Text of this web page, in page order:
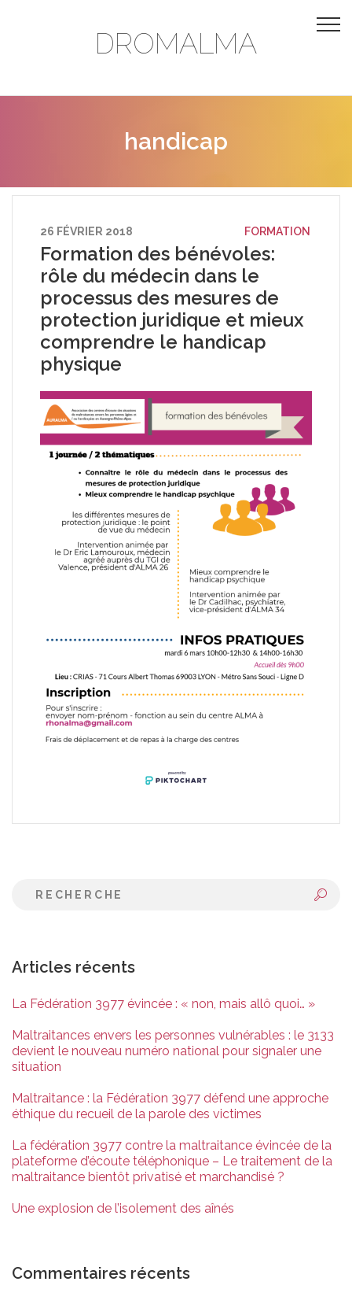
DROMALMA
handicap
26 FÉVRIER 2018 FORMATION
Formation des bénévoles:
rôle du médecin dans le
processus des mesures de
protection juridique et mieux
comprendre le handicap
physique
Articles récents
La Fédération 3977 évincée : « non, mais allô quoi… »
Maltraitances envers les personnes vulnérables : le 3133
devient le nouveau numéro national pour signaler une
situation
Maltraitance : la Fédération 3977 défend une approche
éthique du recueil de la parole des victimes
La fédération 3977 contre la maltraitance évincée de la
plateforme d’écoute téléphonique – Le traitement de la
maltraitance bientôt privatisé et marchandisé ?
Une explosion de l’isolement des aînés
Commentaires récents